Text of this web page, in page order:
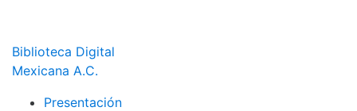
Biblioteca Digital
Mexicana A.C.
Presentación